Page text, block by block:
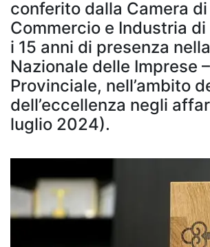
conferito dalla Camera di
Commercio e Industria
i 15 anni di presenza
Nazionale delle Imprese
Provinciale, nell’ambito
dell’eccellenza negli
luglio 2024).